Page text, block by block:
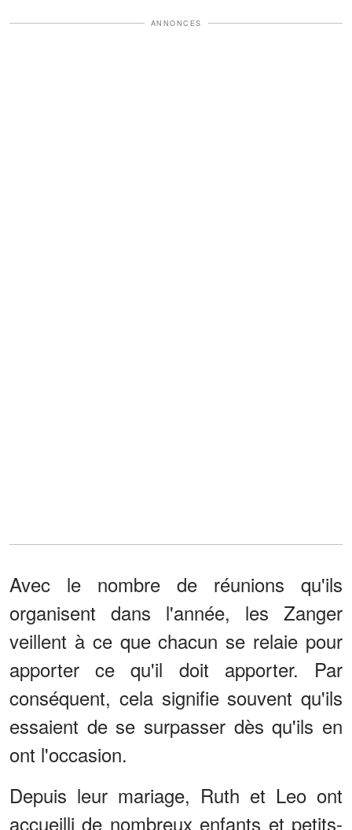
ANNONCES
Avec le nombre de réunions qu'ils
organisent dans l'année, les Zanger
veillent à ce que chacun se relaie pour
apporter ce qu'il doit apporter. Par
conséquent, cela signifie souvent qu'ils
essaient de se surpasser dès qu'ils en
ont l'occasion.
Depuis leur mariage, Ruth et Leo ont
accueilli de nombreux enfants et petits-